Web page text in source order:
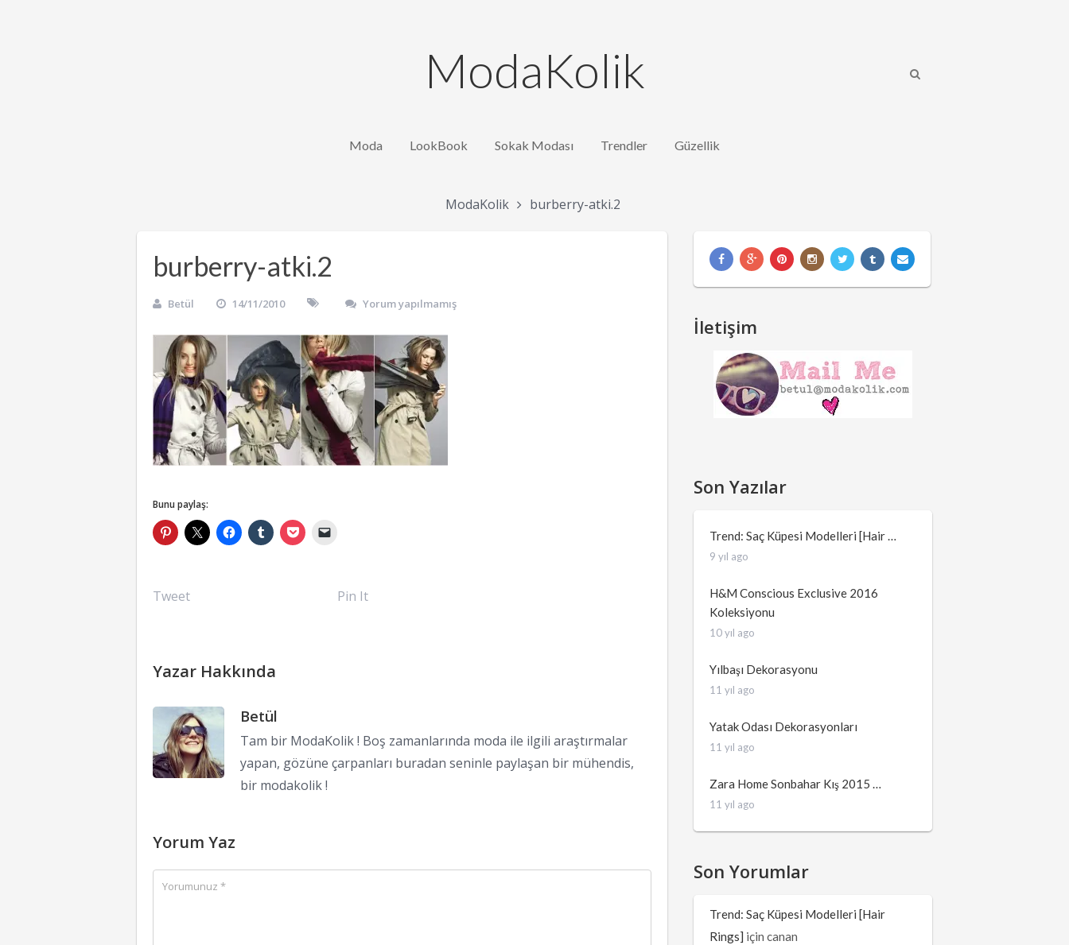
ModaKolik
Moda LookBook Sokak Modası Trendler Güzellik
ModaKolik burberry-atki.2
burberry-atki.2
Betül 14/11/2010 Yorum yapılmamış
Bunu paylaş:
Tweet Pin It
Yazar Hakkında
Betül
Tam bir ModaKolik ! Boş zamanlarında moda ile ilgili araştırmalar
yapan, gözüne çarpanları buradan seninle paylaşan bir mühendis,
bir modakolik !
Yorum Yaz
İletişim
Son Yazılar
Trend: Saç Küpesi Modelleri [Hair …
9 yıl ago
H&M Conscious Exclusive 2016
Koleksiyonu
10 yıl ago
Yılbaşı Dekorasyonu
11 yıl ago
Yatak Odası Dekorasyonları
11 yıl ago
Zara Home Sonbahar Kış 2015 …
11 yıl ago
Son Yorumlar
Trend: Saç Küpesi Modelleri [Hair
Rings] için canan